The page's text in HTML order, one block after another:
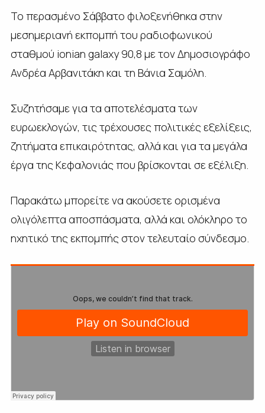
Το περασμένο Σάββατο φιλοξενήθηκα στην
μεσημεριανή εκπομπή του ραδιοφωνικού
σταθμού ionian galaxy 90,8 με τον Δημοσιογράφο
Ανδρέα Αρβανιτάκη και τη Βάνια Σαμόλη.
Συζητήσαμε για τα αποτελέσματα των
ευρωεκλογών, τις τρέχουσες πολιτικές εξελίξεις,
ζητήματα επικαιρότητας, αλλά και για τα μεγάλα
έργα της Κεφαλονιάς που βρίσκονται σε εξέλιξη.
Παρακάτω μπορείτε να ακούσετε ορισμένα
ολιγόλεπτα αποσπάσματα, αλλά και ολόκληρο το
ηχητικό της εκπομπής στον τελευταίο σύνδεσμο.